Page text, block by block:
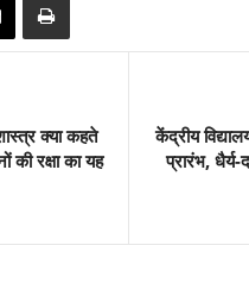
क्या कहते
की रक्षा का यह
केंद्रीय
प्रारंभ,